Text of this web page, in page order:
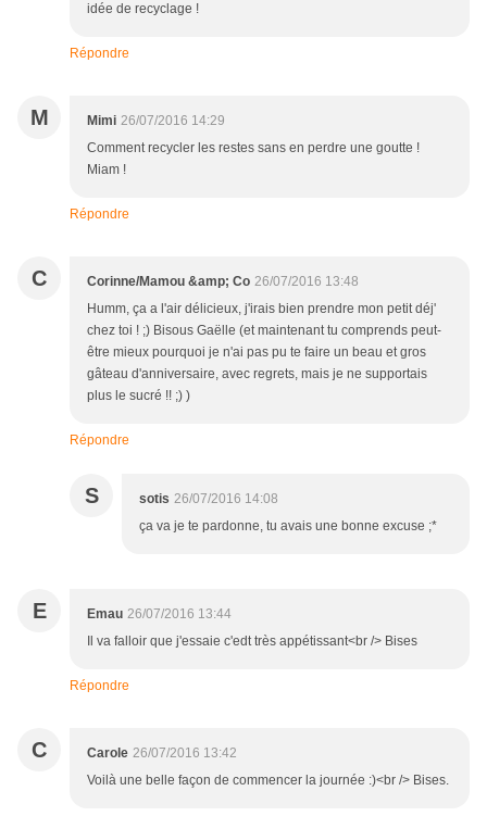
idée de recyclage !
Répondre
M Mimi 26/07/2016 14:29
Comment recycler les restes sans en perdre une goutte !
Miam !
Répondre
C Corinne/Mamou &amp; Co 26/07/2016 13:48
Humm, ça a l'air délicieux, j'irais bien prendre mon petit déj'
chez toi ! ;) Bisous Gaëlle (et maintenant tu comprends peut-
être mieux pourquoi je n'ai pas pu te faire un beau et gros
gâteau d'anniversaire, avec regrets, mais je ne supportais
plus le sucré !! ;) )
Répondre
S sotis 26/07/2016 14:08
ça va je te pardonne, tu avais une bonne excuse ;*
E Emau 26/07/2016 13:44
Il va falloir que j'essaie c'edt très appétissant<br /> Bises
Répondre
C Carole 26/07/2016 13:42
Voilà une belle façon de commencer la journée :)<br /> Bises.